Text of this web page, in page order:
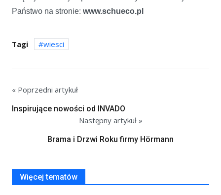
Państwo na stronie: www.schueco.pl
Tagi wiesci
« Poprzedni artykuł
Inspirujące nowości od INVADO
Następny artykuł »
Brama i Drzwi Roku firmy Hörmann
Więcej tematów